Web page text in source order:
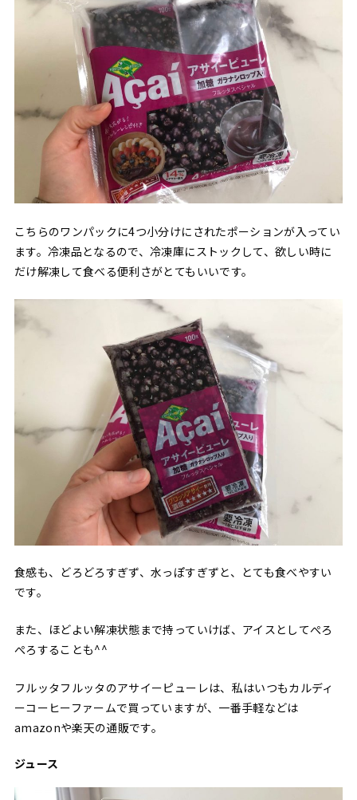
こちらのワンパックに4つ小分けにされたポーションが入ってい
ます。冷凍品となるので、冷凍庫にストックして、欲しい時に
だけ解凍して食べる便利さがとてもいいです。
食感も、どろどろすぎず、水っぽすぎずと、とても食べやすい
です。
また、ほどよい解凍状態まで持っていけば、アイスとしてぺろ
ぺろすることも^^
フルッタフルッタのアサイーピューレは、私はいつもカルディ
ーコーヒーファームで買っていますが、一番手軽などは
amazonや楽天の通販です。
ジュース